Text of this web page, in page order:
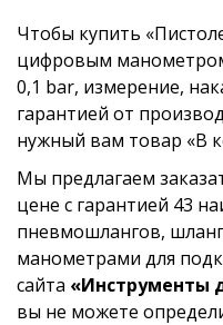
Чтобы купить
цифровым
0,1 bar, измерение,
гарантией от
нужный вам товар «В
Мы предлагаем
цене с гарантией 43
пневмошлангов,
манометрами для
сайта «Инструменты
вы не можете